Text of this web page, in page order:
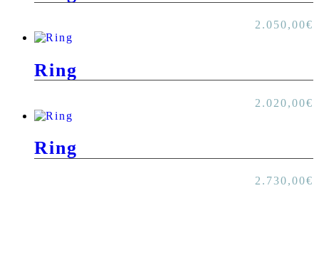
2.050,00€
Ring
2.020,00€
Ring
2.730,00€